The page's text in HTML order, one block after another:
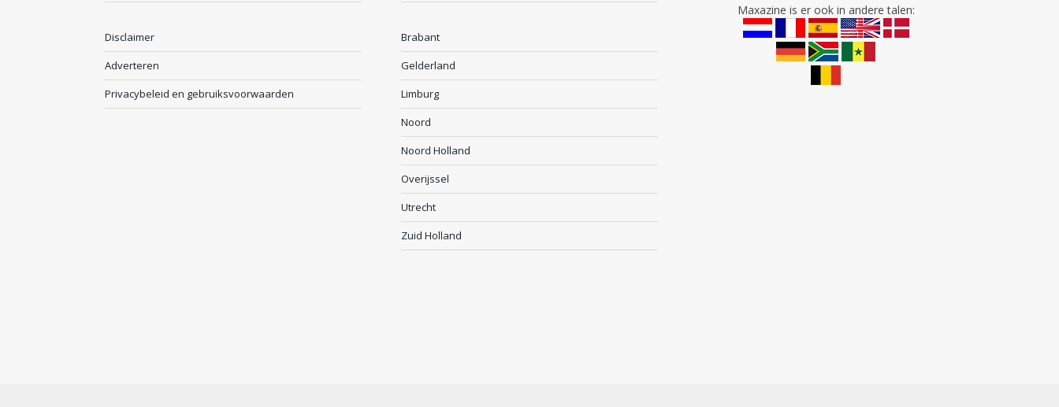
Disclaimer
Adverteren
Privacybeleid en gebruiksvoorwaarden
Brabant
Gelderland
Limburg
Noord
Noord Holland
Overijssel
Utrecht
Zuid Holland
Maxazine is er ook in andere talen: